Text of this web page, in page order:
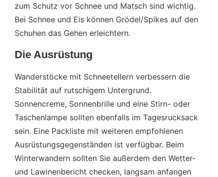
zum Schutz vor Schnee und Matsch sind wichtig.
Bei Schnee und Eis können Grödel/Spikes auf den
Schuhen das Gehen erleichtern.
Die Ausrüstung
Wanderstöcke mit Schneetellern verbessern die
Stabilität auf rutschigem Untergrund.
Sonnencreme, Sonnenbrille und eine Stirn- oder
Taschenlampe sollten ebenfalls im Tagesrucksack
sein. Eine Packliste mit weiteren empfohlenen
Ausrüstungsgegenständen ist verfügbar. Beim
Winterwandern sollten Sie außerdem den Wetter-
und Lawinenbericht checken, langsam anfangen